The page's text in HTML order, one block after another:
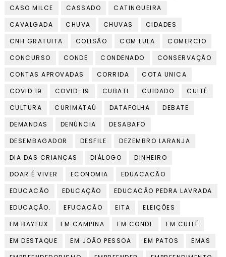
CASO MILCE
CASSADO
CATINGUEIRA
CAVALGADA
CHUVA CHUVAS
CIDADES
CNH GRATUITA
COLISÃO COM LULA
COMERCIO
CONCURSO
CONDE CONDENADO
CONSERVAÇÃO
CONTAS APROVADAS
CORRIDA
COTA UNICA
COVID 19
COVID-19 CUBATI CUIDADO
CUITÉ
CULTURA
CURIMATAÚ DATAFOLHA
DEBATE
DEMANDAS
DENÚNCIA
DESABAFO
DESEMBAGADOR
DESFILE
DEZEMBRO LARANJA
DIA DAS CRIANÇAS
DIÁLOGO
DINHEIRO
DOAR É VIVER
ECONOMIA
EDUACACÃO
EDUCACÃO
EDUCAÇÃO
EDUCACÃO PEDRA LAVRADA
EDUCAÇÃO.
EFUCACÃO EITA
ELEIÇÕES
EM BAYEUX
EM CAMPINA EM CONDE
EM CUITÉ
EM DESTAQUE
EM JOÃO PESSOA EM PATOS
EMAS